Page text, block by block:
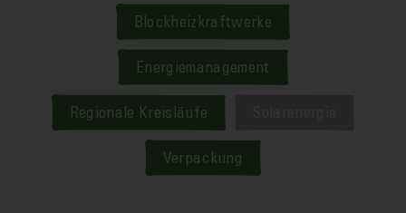
Blockheizkraftwerke
Energiemanagement
Regionale Kreisläufe
Verpackung